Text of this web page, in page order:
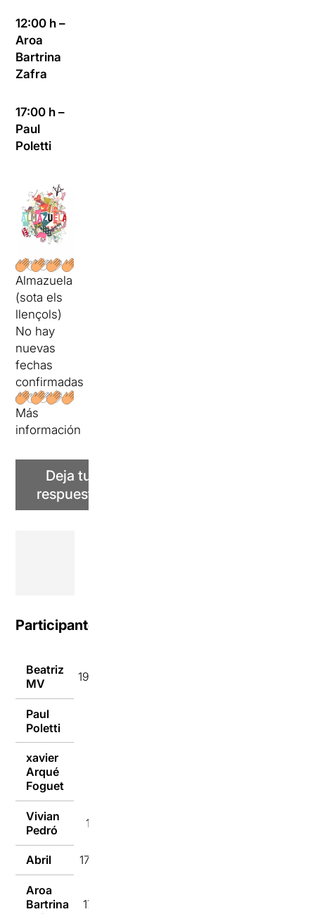
12:00 h –
Aroa
Bartrina
Zafra
17:00 h –
Paul
Poletti
Almazuela
(sota els
llençols)
No hay
nuevas
fechas
confirmadas
Más
información
Deja tu
respuesta
Participantes
Beatriz
MV
19/10/2016
Paul
Poletti
xavier
Arqué
Foguet
Vivian
Pedró
17/10/2016
Abril 17/10/2016
Aroa
Bartrina
17/10/2016